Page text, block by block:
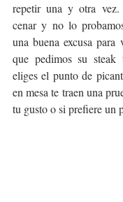
repetir una y otra
cenar y no lo
una buena excusa
que pedimos su
eliges el punto de
en mesa te traen una
tu gusto o si prefiere un